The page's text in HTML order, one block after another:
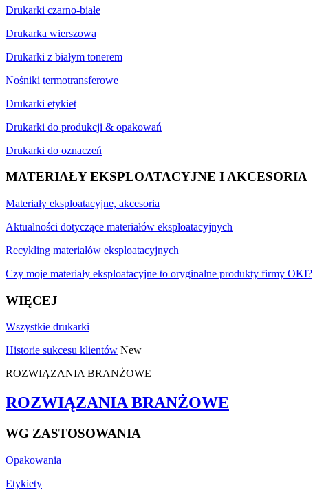
Drukarki czarno-białe
Drukarka wierszowa
Drukarki z białym tonerem
Nośniki termotransferowe
Drukarki etykiet
Drukarki do produkcji & opakowań
Drukarki do oznaczeń
MATERIAŁY EKSPLOATACYJNE I AKCESORIA
Materiały eksploatacyjne, akcesoria
Aktualności dotyczące materiałów eksploatacyjnych
Recykling materiałów eksploatacyjnych
Czy moje materiały eksploatacyjne to oryginalne produkty firmy OKI?
WIĘCEJ
Wszystkie drukarki
Historie sukcesu klientów New
ROZWIĄZANIA BRANŻOWE
ROZWIĄZANIA BRANŻOWE
WG ZASTOSOWANIA
Opakowania
Etykiety